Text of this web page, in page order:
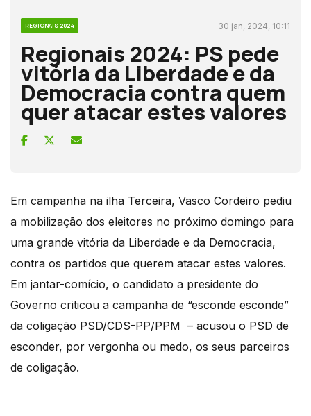
REGIONAIS 2024 30 jan, 2024, 10:11
Regionais 2024: PS pede
vitória da Liberdade e da
Democracia contra quem
quer atacar estes valores
Em campanha na ilha Terceira, Vasco Cordeiro pediu
a mobilização dos eleitores no próximo domingo para
uma grande vitória da Liberdade e da Democracia,
contra os partidos que querem atacar estes valores.
Em jantar-comício, o candidato a presidente do
Governo criticou a campanha de “esconde esconde”
da coligação PSD/CDS-PP/PPM – acusou o PSD de
esconder, por vergonha ou medo, os seus parceiros
de coligação.